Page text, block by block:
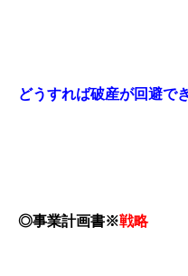
どうすれば破産が回避で
◎事業計画書※戦略